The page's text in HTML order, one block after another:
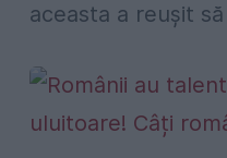
aceasta a reușit